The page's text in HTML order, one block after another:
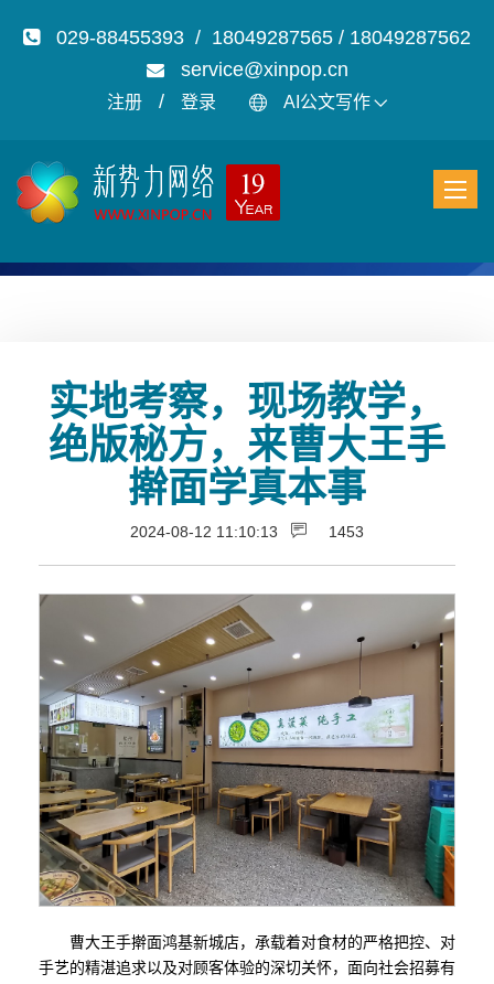
029-88455393 / 18049287565 / 18049287562
service@xinpop.cn
注册 / 登录 AI公文写作
实地考察，现场教学，
绝版秘方，来曹大王手
擀面学真本事
2024-08-12 11:10:13 1453
曹大王手擀面鸿基新城店，承载着对食材的严格把控、对
手艺的精湛追求以及对顾客体验的深切关怀，面向社会招募有